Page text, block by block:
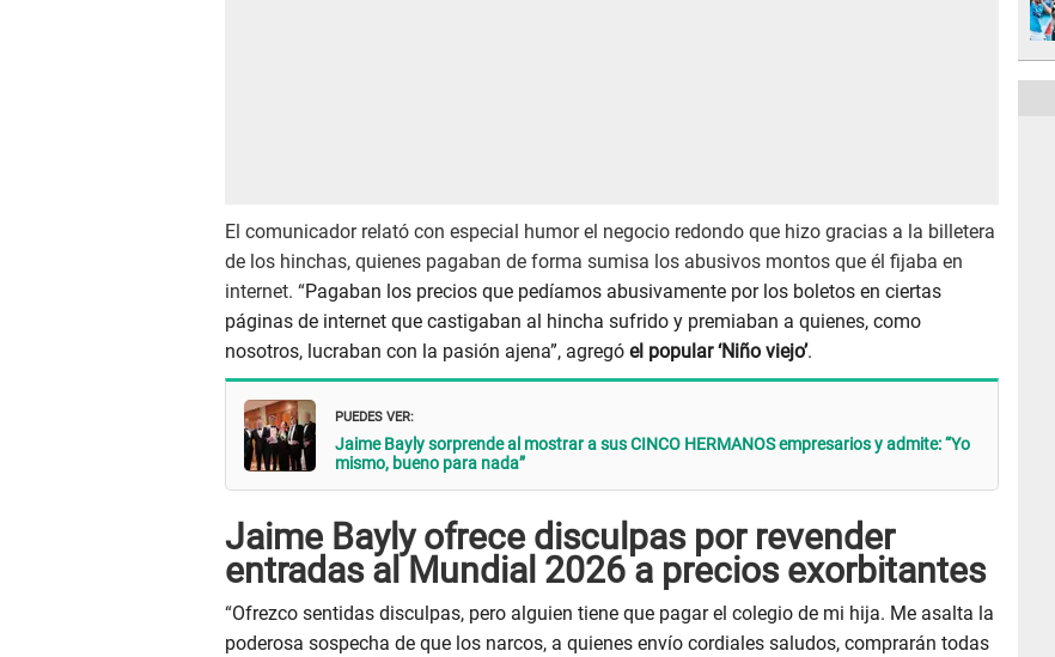
El comunicador relató con especial humor el negocio redondo que hizo gracias a la billetera
de los hinchas, quienes pagaban de forma sumisa los abusivos montos que él fijaba en
internet. “Pagaban los precios que pedíamos abusivamente por los boletos en ciertas
páginas de internet que castigaban al hincha sufrido y premiaban a quienes, como
nosotros, lucraban con la pasión ajena”, agregó el popular ‘Niño viejo’.
PUEDES VER:
Jaime Bayly sorprende al mostrar a sus CINCO HERMANOS empresarios y admite: “Yo
mismo, bueno para nada”
Jaime Bayly ofrece disculpas por revender
entradas al Mundial 2026 a precios exorbitantes
“Ofrezco sentidas disculpas, pero alguien tiene que pagar el colegio de mi hija. Me asalta la
poderosa sospecha de que los narcos, a quienes envío cordiales saludos, comprarán todas